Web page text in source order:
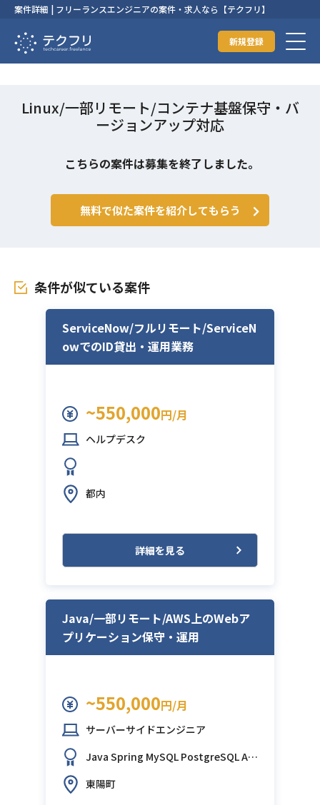
案件詳細 | フリーランスエンジニアの案件・求人なら【テクフリ】
新規登録
Linux/一部リモート/コンテナ基盤保守・バ
ージョンアップ対応
こちらの案件は募集を終了しました。
無料で似た案件を紹介してもらう
条件が似ている案件
ServiceNow/フルリモート/ServiceN
owでのID貸出・運用業務
~550,000円/月
ヘルプデスク
都内
詳細を見る
Java/一部リモート/AWS上のWebア
プリケーション保守・運用
~550,000円/月
サーバーサイドエンジニア
Java Spring MySQL PostgreSQLAW
東陽町